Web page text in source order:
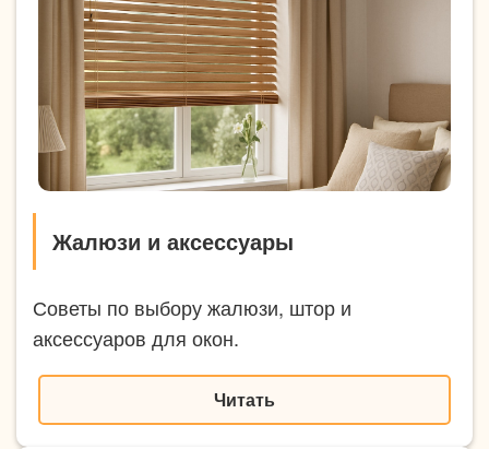
Жалюзи и аксессуары
Советы по выбору жалюзи, штор и
аксессуаров для окон.
Читать